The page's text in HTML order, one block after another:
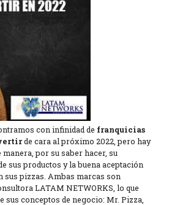
con infinidad de franquicias
de cara al próximo 2022, pero hay
por su saber hacer, su
sus productos y la buena aceptación
sus pizzas. Ambas marcas son
LATAM NETWORKS, lo que
sus conceptos de negocio: Mr. Pizza,